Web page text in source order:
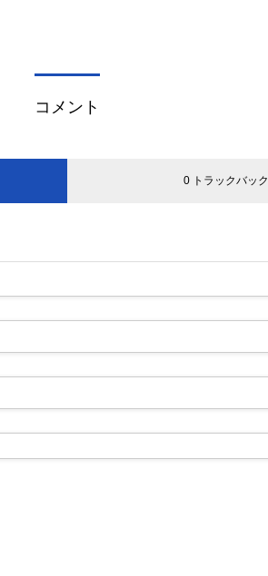
コメント
0 トラックバック